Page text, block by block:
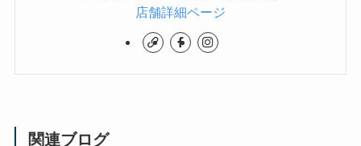
店舗詳細ページ
関連ブログ